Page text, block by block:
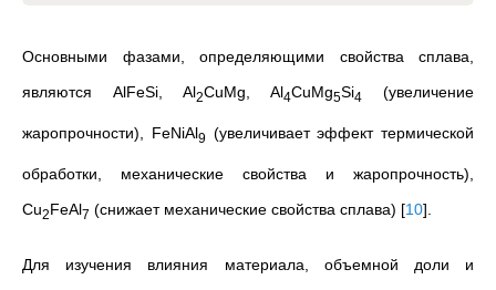
Основными фазами, определяющими свойства сплава,
являются AlFeSi, Al2CuMg, Al4CuMg5Si4 (увеличение
жаропрочности), FeNiAl9 (увеличивает эффект термической
обработки, механические свойства и жаропрочность),
Cu2FeAl7 (снижает механические свойства сплава) [10]
Для изучения влияния материала, объемной доли и